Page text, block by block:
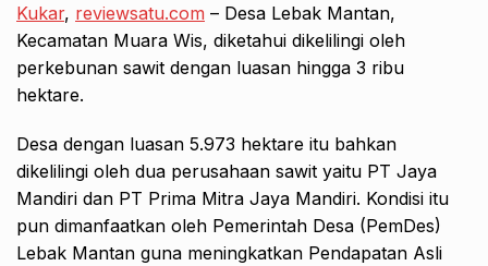
Kukar, reviewsatu.com – Desa Lebak Mantan,
Kecamatan Muara Wis, diketahui dikelilingi oleh
perkebunan sawit dengan luasan hingga 3 ribu
hektare.
Desa dengan luasan 5.973 hektare itu bahkan
dikelilingi oleh dua perusahaan sawit yaitu PT Jaya
Mandiri dan PT Prima Mitra Jaya Mandiri. Kondisi itu
pun dimanfaatkan oleh Pemerintah Desa (PemDes)
Lebak Mantan guna meningkatkan Pendapatan Asli